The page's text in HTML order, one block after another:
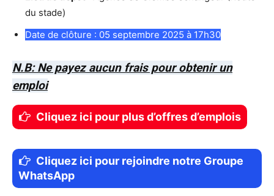
du stade)
Date de clôture : 05 septembre 2025 à 17h30
N.B: Ne payez aucun frais pour obtenir un
emploi
Cliquez ici pour plus d’offres d’emplois
Cliquez ici pour rejoindre notre Groupe
WhatsApp